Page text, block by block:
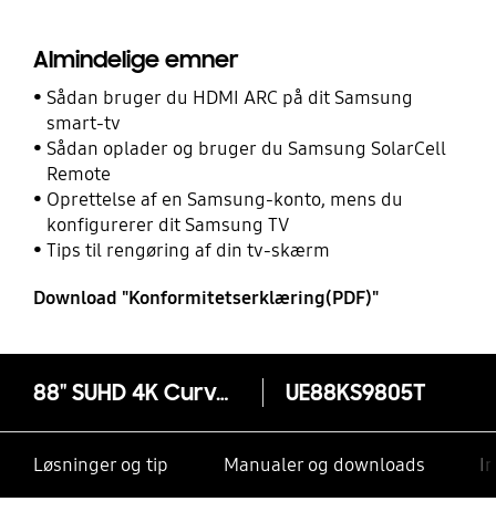
Almindelige emner
Sådan bruger du HDMI ARC på dit Samsung
smart-tv
Sådan oplader og bruger du Samsung SolarCell
Remote
Oprettelse af en Samsung-konto, mens du
konfigurerer dit Samsung TV
Tips til rengøring af din tv-skærm
Download "Konformitetserklæring(PDF)"
88" SUHD 4K Curved Smart TV KS9805 UE88KS9805T
Løsninger og tip Manualer og downloads